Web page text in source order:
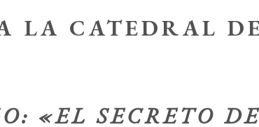
LA CATEDRAL
«EL SECRETO